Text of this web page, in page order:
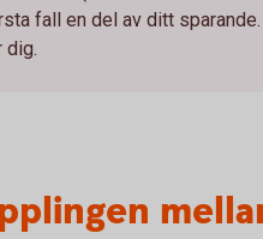
fall en del av ditt
dig.